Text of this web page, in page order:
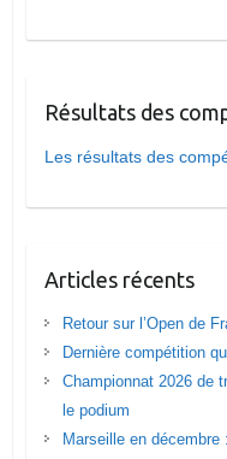
Résultats des
Les résultats des
Articles récents
Retour sur l’Open de
Dernière compétition
Championnat 2026 de
le podium
Marseille en décembre